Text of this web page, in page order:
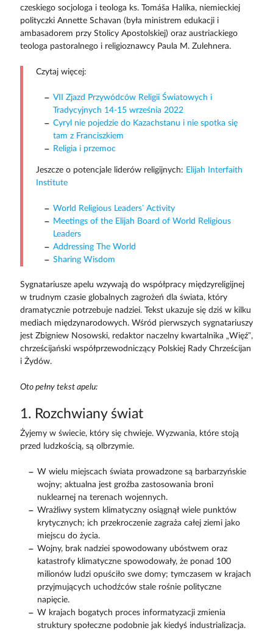
czeskiego socjologa i teologa ks. Tomáša Halíka, niemieckiej
polityczki Annette Schavan (była ministrem edukacji i
ambasadorem przy Stolicy Apostolskiej) oraz austriackiego
teologa pastoralnego i religioznawcy Paula M. Zulehnera.
Czytaj więcej:
VII Zjazd Przywódców Religii Światowych i
Tradycyjnych 14-15 września 2022
Cyryl nie pojedzie do Kazachstanu i nie spotka się
tam z Franciszkiem
Religia i przemoc
Jeszcze o potencjale liderów religijnych: Elijah Interfaith
Institute
World Religious Leaders’ Activity
Meetings of the Elijah Board of World Religious
Leaders
Addressing The World
Sharing Wisdom
Sygnatariusze apelu wzywają do współpracy międzyreligijnej
w trudnym czasie globalnych zagrożeń dla świata, który
dramatycznie potrzebuje nadziei. Tekst ukazuje się dziś w kilku
mediach międzynarodowych. Wśród pierwszych sygnatariuszy
jest Zbigniew Nosowski, redaktor naczelny kwartalnika „Więź”,
chrześcijański współprzewodniczący Polskiej Rady Chrześcijan
i Żydów.
Oto pełny tekst apelu:
1. Rozchwiany świat
Żyjemy w świecie, który się chwieje. Wyzwania, które stoją
przed ludzkością, są olbrzymie.
W wielu miejscach świata prowadzone są barbarzyńskie
wojny; aktualna jest groźba zastosowania broni
nuklearnej na terenach wojennych.
Wrażliwy system klimatyczny osiągnął wiele punktów
krytycznych; ich przekroczenie zagraża całej ziemi jako
miejscu do życia.
Wojny, brak nadziei spowodowany ubóstwem oraz
katastrofy klimatyczne spowodowały, że ponad 100
milionów ludzi opuściło swe domy; tymczasem w krajach
przyjmujących uchodźców stale rośnie polityczne
napięcie.
W krajach bogatych proces informatyzacji zmienia
struktury społeczne podobnie jak kiedyś industrializacja.